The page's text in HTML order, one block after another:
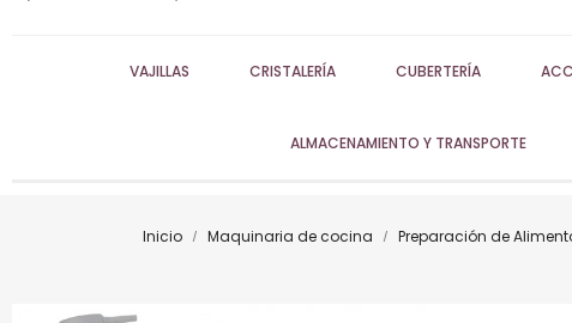
VAJILLAS CRISTALERÍA CUBERTERÍA
ALMACENAMIENTO Y TRANSPORTE
Inicio Maquinaria de cocina Preparación de